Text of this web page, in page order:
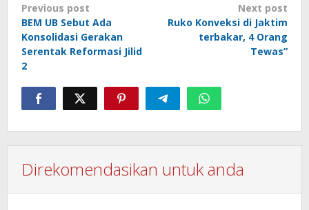
Post
navigation
Previous post
BEM UB Sebut Ada
Konsolidasi Gerakan
Serentak Reformasi Jilid
2
Next post
Ruko Konveksi di Jaktim
terbakar, 4 Orang
Tewas”
Direkomendasikan untuk anda